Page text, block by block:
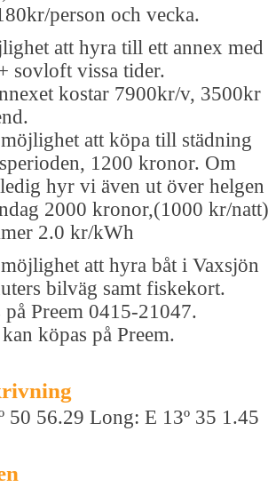
person och vecka.
att hyra till ett annex med
sovloft vissa tider.
kostar 7900kr/v, 3500kr
att köpa till städning
1200 kronor. Om
hyr vi även ut över helgen
2000 kronor,(1000 kr/
2.0 kr/kWh
att hyra båt i Vaxsjön
bilväg samt fiskekort.
på Preem 0415-21047.
köpas på Preem.
50 56.29 Long: E 13º 35 1.45